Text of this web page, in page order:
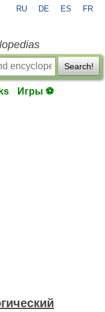
RU DE ES FR
Search!
Игры ⚽